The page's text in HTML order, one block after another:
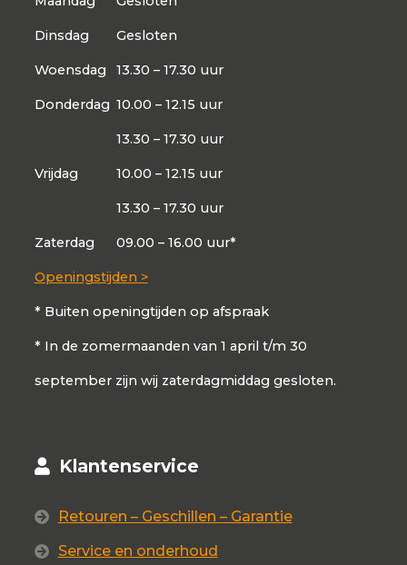
Dinsdag Gesloten
Woensdag 13.30 – 17.30 uur
Donderdag 10.00 – 12.15 uur
13.30 – 17.30 uur
Vrijdag 10.00 – 12.15 uur
13.30 – 17.30 uur
Zaterdag 09.00 – 16.00 uur*
Openingstijden >
* Buiten openingtijden op afspraak
* In de zomermaanden van 1 april t/m 30
september zijn wij zaterdagmiddag gesloten.
Klantenservice
Retouren – Geschillen – Garantie
Service en onderhoud